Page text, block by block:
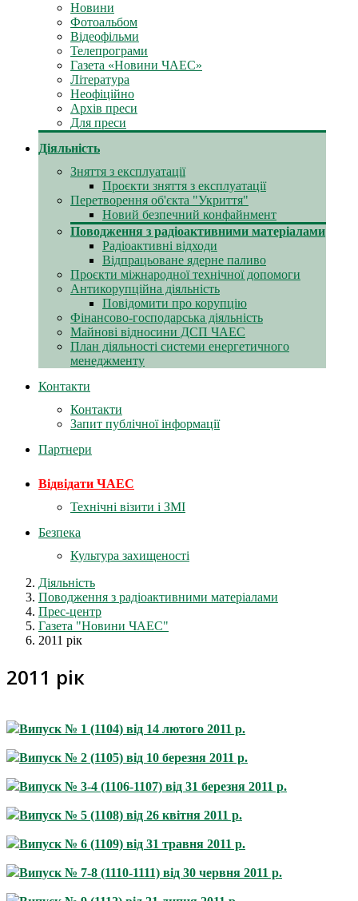
Новини
Фотоальбом
Відеофільми
Телепрограми
Газета «Новини ЧАЕС»
Література
Неофіційно
Архів преси
Для преси
Діяльність
Зняття з експлуатації
Проєкти зняття з експлуатації
Перетворення об'єкта "Укриття"
Новий безпечний конфайнмент
Поводження з радіоактивними матеріалами
Радіоактивні відходи
Відпрацьоване ядерне паливо
Проєкти міжнародної технічної допомоги
Антикорупційна діяльність
Повідомити про корупцію
Фінансово-господарська діяльність
Майнові відносини ДСП ЧАЕС
План діяльності системи енергетичного
менеджменту
Контакти
Контакти
Запит публічної інформації
Партнери
Відвідати ЧАЕС
Технічні візити і ЗМІ
Безпека
Культура захищеності
Діяльність
Поводження з радіоактивними матеріалами
Прес-центр
Газета "Новини ЧАЕС"
2011 рік
2011 рік
Випуск № 1 (1104) від 14 лютого 2011 р.
Випуск № 2 (1105) від 10 березня 2011 р.
Випуск № 3-4 (1106-1107) від 31 березня 2011 р.
Випуск № 5 (1108) від 26 квітня 2011 р.
Випуск № 6 (1109) від 31 травня 2011 р.
Випуск № 7-8 (1110-1111) від 30 червня 2011 р.